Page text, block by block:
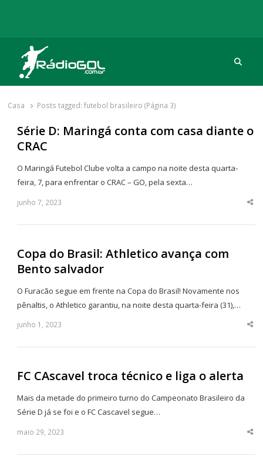
Rádio Gol
Há mais de 20 anos com as melhores coberturas
Casa Posts tagged:futebol brasileiro (Página 3)
Série D: Maringá conta com casa diante o
CRAC
O Maringá Futebol Clube volta a campo na noite desta quarta-
feira, 7, para enfrentar o CRAC – GO, pela sexta…
junho 7, 2023
Copa do Brasil: Athletico avança com
Bento salvador
O Furacão segue em frente na Copa do Brasil! Novamente nos
pênaltis, o Athletico garantiu, na noite desta quarta-feira (31),…
junho 1, 2023
FC CAscavel troca técnico e liga o alerta
Mais da metade do primeiro turno do Campeonato Brasileiro da
Série D já se foi e o FC Cascavel segue…
maio 29, 2023